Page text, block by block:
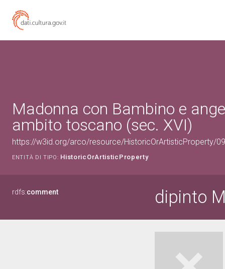
Madonna con Bambino e
ambito toscano (sec. XVI)
https://w3id.org/arco/resource/HistoricOrArtisticProperty/
ENTITÀ DI TIPO: HistoricOrArtisticProperty
rdfs:comment dipinto